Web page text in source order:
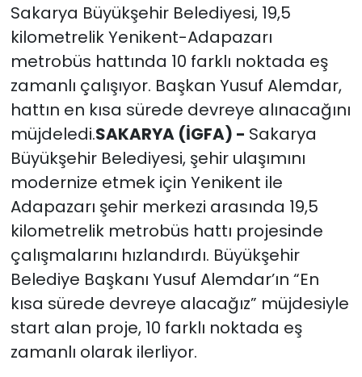
Sakarya Büyükşehir Belediyesi, 19,5
kilometrelik Yenikent-Adapazarı
metrobüs hattında 10 farklı noktada eş
zamanlı çalışıyor. Başkan Yusuf Alemdar,
hattın en kısa sürede devreye alınacağını
müjdeledi.SAKARYA (İGFA) - Sakarya
Büyükşehir Belediyesi, şehir ulaşımını
modernize etmek için Yenikent ile
Adapazarı şehir merkezi arasında 19,5
kilometrelik metrobüs hattı projesinde
çalışmalarını hızlandırdı. Büyükşehir
Belediye Başkanı Yusuf Alemdar’ın “En
kısa sürede devreye alacağız” müjdesiyle
start alan proje, 10 farklı noktada eş
zamanlı olarak ilerliyor.